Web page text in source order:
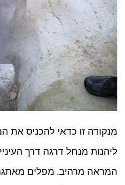
מנקודה זו כדאי להכניס את
ליהנות מנחל דרגה דרך
המראה מרהיב. מפלים